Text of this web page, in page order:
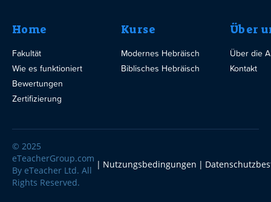
Home
Fakultät
Wie es funktioniert
Bewertungen
Zertifizierung
Kurse
Modernes Hebräisch
Biblisches Hebräisch
Über
Über die
Kontakt
© 2025
eTeacherGroup.com
By eTeacher Ltd. All
Rights Reserved.
Nutzungsbedingungen